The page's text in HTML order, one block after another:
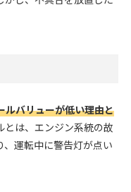
ルバリューが低い理由と
とは、エンジン系統の故
運転中に警告灯が点い